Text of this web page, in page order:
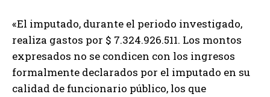
«El imputado, durante el periodo investigado,
realiza gastos por $ 7.324.926.511. Los montos
expresados no se condicen con los ingresos
formalmente declarados por el imputado en su
calidad de funcionario público, los que